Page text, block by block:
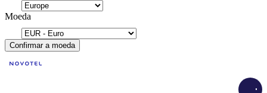
Moeda
Confirmar a moeda